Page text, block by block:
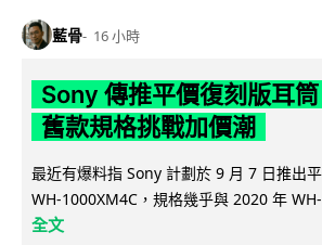
藍骨 16 小時
Sony 傳推平價復刻版耳
舊款規格挑戰加價潮
最近有爆料指 Sony 計劃於 9 月 7 日推出
WH-1000XM4C，規格幾乎與 2020 年
全文